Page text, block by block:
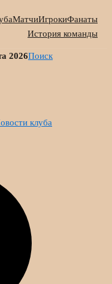
МатчиИгрокиФанаты
История команды
2026Поиск
клуба